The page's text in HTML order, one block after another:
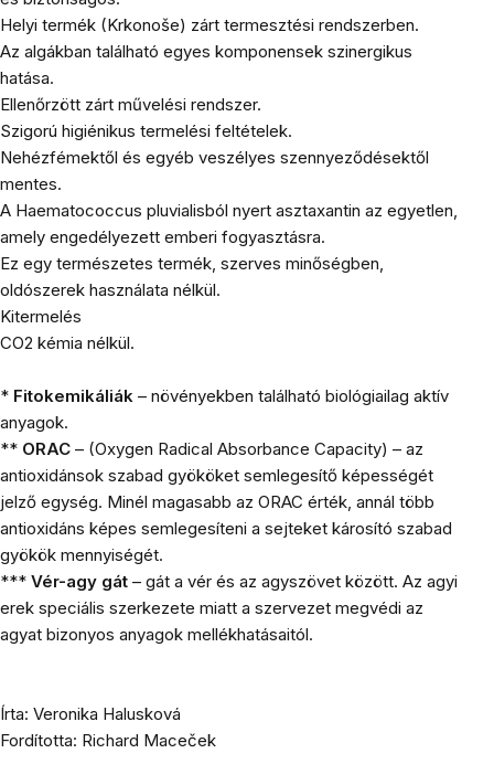
Helyi termék (Krkonoše) zárt termesztési rendszerben.
Az algákban található egyes komponensek szinergikus
hatása.
Ellenőrzött zárt művelési rendszer.
Szigorú higiénikus termelési feltételek.
Nehézfémektől és egyéb veszélyes szennyeződésektől
mentes.
A Haematococcus pluvialisból nyert asztaxantin az egyetlen,
amely engedélyezett emberi fogyasztásra.
Ez egy természetes termék, szerves minőségben,
oldószerek használata nélkül.
Kitermelés
CO2 kémia nélkül.
* Fitokemikáliák – növényekben található biológiailag aktív
anyagok.
** ORAC – (Oxygen Radical Absorbance Capacity) – az
antioxidánsok szabad gyököket semlegesítő képességét
jelző egység. Minél magasabb az ORAC érték, annál több
antioxidáns képes semlegesíteni a sejteket károsító szabad
gyökök mennyiségét.
*** Vér-agy gát – gát a vér és az agyszövet között. Az agyi
erek speciális szerkezete miatt a szervezet megvédi az
agyat bizonyos anyagok mellékhatásaitól.
Írta: Veronika Halusková
Fordította: Richard Maceček